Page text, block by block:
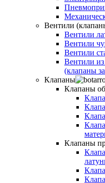
Вентили
Вентили
Вентили
Вентили
Вентили
(клапаны
Клапаны
Клапаны
Клапаны